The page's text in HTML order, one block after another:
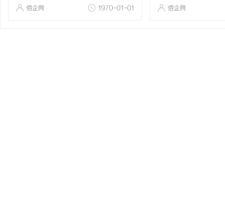
佰企网 1970-01-01 佰企网